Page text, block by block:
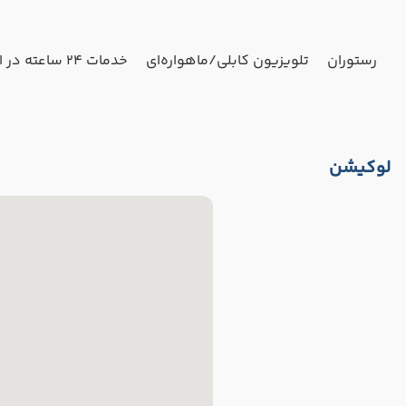
رستوران تلویزیون کابلی/ماهواره‌ای خدمات 24 ساعته در اتاق
لوکیشن